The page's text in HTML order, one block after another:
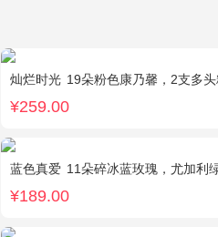
灿烂时光 19朵粉色康乃馨，2支多头粉百
¥259.00
蓝色真爱 11朵碎冰蓝玫瑰，尤加利
¥189.00